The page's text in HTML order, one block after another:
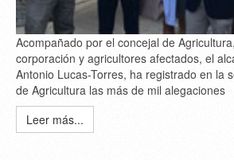
Acompañado por el concejal de
corporación y agricultores afectados, el
Antonio Lucas-Torres, ha registrado en la
de Agricultura las más de mil alegaciones
Leer más...